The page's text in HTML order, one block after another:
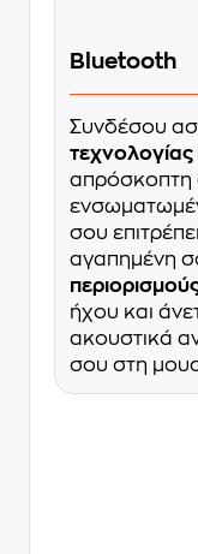
Bluetooth
Συνδέσου
απρόσκοπτη
σου
αγαπημένη
ήχου και
ακουστικά
σου στη